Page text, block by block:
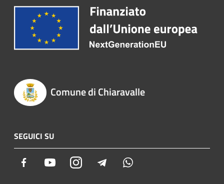
Comune di Chiaravalle
SEGUICI SU
Facebook YoutubeInstagram Telegram